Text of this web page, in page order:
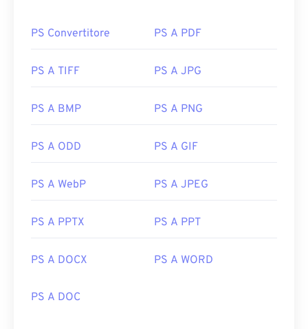
PS Convertitore PS A PDF
PS A TIFF PS A JPG
PS A BMP PS A PNG
PS A ODD PS A GIF
PS A WebP PS A JPEG
PS A PPTX PS A PPT
PS A DOCX PS A WORD
PS A DOC